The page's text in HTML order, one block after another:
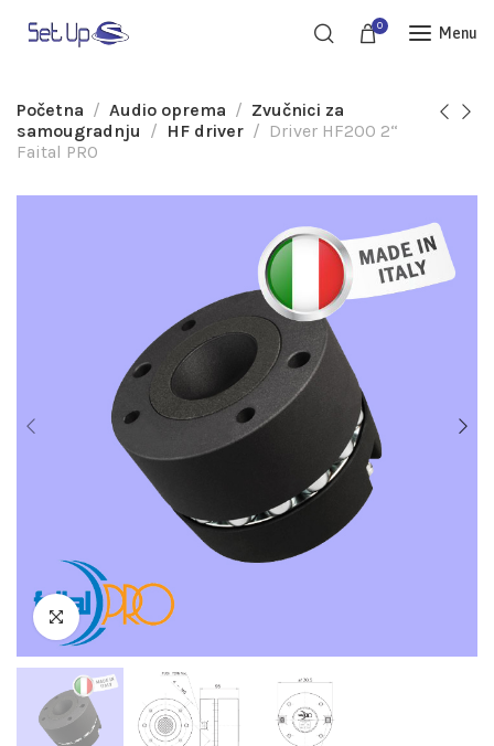
0 Menu
Početna Audio oprema
Zvučnici za
samougradnju
HF driver
Driver HF200 2“
Faital PRO